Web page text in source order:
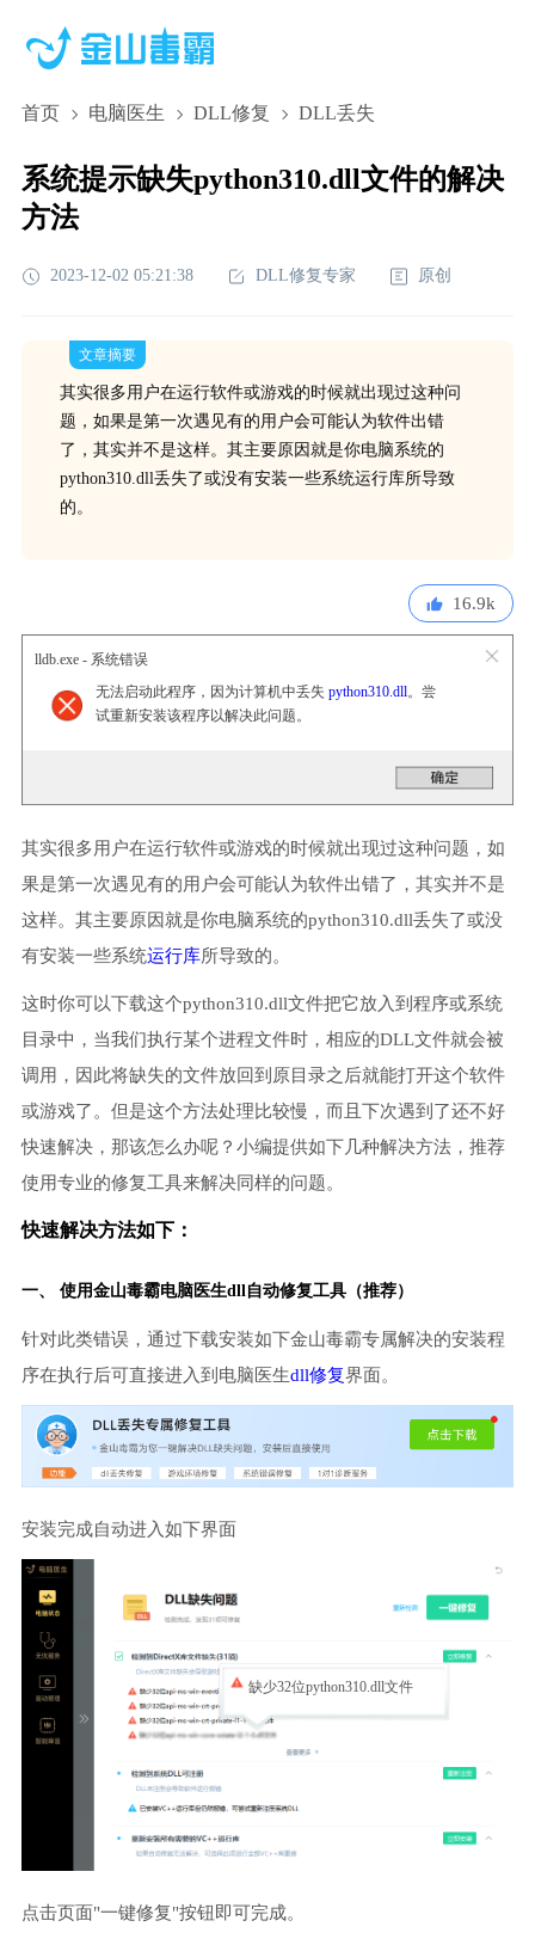
首页 电脑医生 DLL修复 DLL丢失
系统提示缺失python310.dll文件的解决
方法
2023-12-02 05:21:38 DLL修复专家 原创
文章摘要
其实很多用户在运行软件或游戏的时候就出现过这种问
题，如果是第一次遇见有的用户会可能认为软件出错
了，其实并不是这样。其主要原因就是你电脑系统的
python310.dll丢失了或没有安装一些系统运行库所导致
的。
16.9k
lldb.exe - 系统错误
无法启动此程序，因为计算机中丢失 python310.dll。尝
试重新安装该程序以解决此问题。
其实很多用户在运行软件或游戏的时候就出现过这种问题，如
果是第一次遇见有的用户会可能认为软件出错了，其实并不是
这样。其主要原因就是你电脑系统的python310.dll丢失了或没
有安装一些系统运行库所导致的。
这时你可以下载这个python310.dll文件把它放入到程序或系统
目录中，当我们执行某个进程文件时，相应的DLL文件就会被
调用，因此将缺失的文件放回到原目录之后就能打开这个软件
或游戏了。但是这个方法处理比较慢，而且下次遇到了还不好
快速解决，那该怎么办呢？小编提供如下几种解决方法，推荐
使用专业的修复工具来解决同样的问题。
快速解决方法如下：
一、 使用金山毒霸电脑医生dll自动修复工具（推荐）
针对此类错误，通过下载安装如下金山毒霸专属解决的安装程
序在执行后可直接进入到电脑医生dll修复界面。
安装完成自动进入如下界面
缺少32位python310.dll文件
点击页面"一键修复"按钮即可完成。